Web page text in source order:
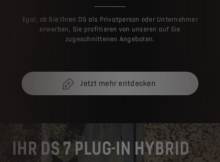
Egal, ob Sie Ihren DS als Privatperson oder Unternehmer
erwerben, Sie profitieren von unseren auf Sie
zugeschnittenen Angeboten.
Jetzt mehr entdecken
IHR DS 7 PLUG-IN HYBRID